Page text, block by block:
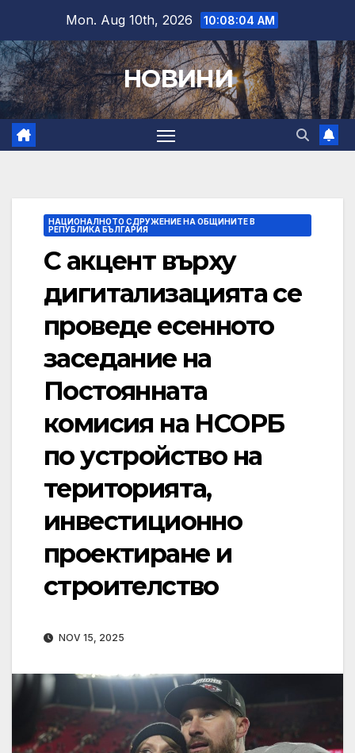
content
Mon. Aug 10th, 2026 10:08:06 AM
НОВИНИ
НАЦИОНАЛНОТО СДРУЖЕНИЕ НА ОБЩИНИТЕ В
РЕПУБЛИКА БЪЛГАРИЯ
С акцент върху
дигитализацията се
проведе есенното
заседание на
Постоянната
комисия на НСОРБ
по устройство на
територията,
инвестиционно
проектиране и
строителство
NOV 15, 2025